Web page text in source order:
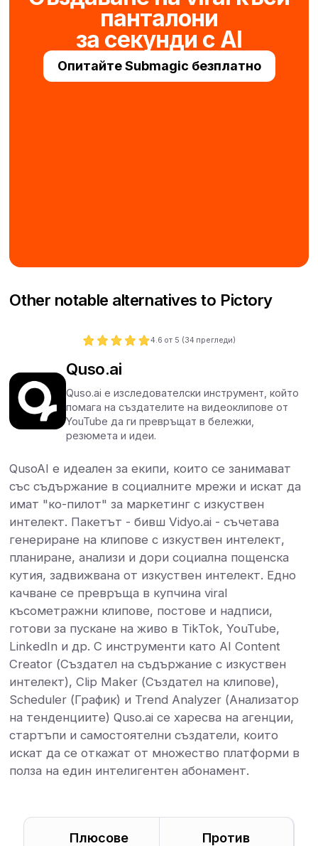
панталони
за секунди с AI
Опитайте Submagic безплатно
Other notable alternatives to Pictory
4.6 от 5 (34 прегледи)
Quso.ai
Quso.ai е изследователски инструмент, който
помага на създателите на видеоклипове от
YouTube да ги превръщат в бележки,
резюмета и идеи.
QusoAI е идеален за екипи, които се занимават
със съдържание в социалните мрежи и искат да
имат "ко-пилот" за маркетинг с изкуствен
интелект. Пакетът - бивш Vidyo.ai - съчетава
генериране на клипове с изкуствен интелект,
планиране, анализи и дори социална пощенска
кутия, задвижвана от изкуствен интелект. Едно
качване се превръща в купчина viral
късометражни клипове, постове и надписи,
готови за пускане на живо в TikTok, YouTube,
LinkedIn и др. С инструменти като AI Content
Creator (Създател на съдържание с изкуствен
интелект), Clip Maker (Създател на клипове),
Scheduler (График) и Trend Analyzer (Анализатор
на тенденциите) Quso.ai се харесва на агенции,
стартъпи и самостоятелни създатели, които
искат да се откажат от множество платформи в
полза на един интелигентен абонамент.
Плюсове Против